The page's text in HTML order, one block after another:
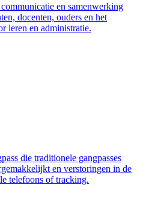
en samenwerking
docenten, ouders en het
leren en administratie.
die traditionele gangpasses
en verstoringen in de
telefoons of tracking.